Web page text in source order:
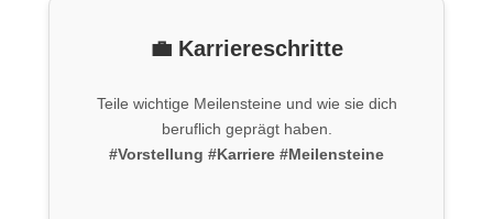
💼 Karriereschritte
Teile wichtige Meilensteine und wie sie dich
beruflich geprägt haben.
#Vorstellung #Karriere #Meilensteine